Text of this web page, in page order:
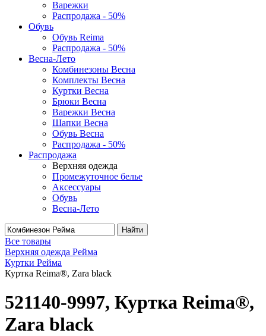
Варежки
Распродажа - 50%
Обувь
Обувь Reima
Распродажа - 50%
Весна-Лето
Комбинезоны Весна
Комплекты Весна
Куртки Весна
Брюки Весна
Варежки Весна
Шапки Весна
Обувь Весна
Распродажа - 50%
Распродажа
Верхняя одежда
Промежуточное белье
Аксессуары
Обувь
Весна-Лето
Найти
Все товары
Верхняя одежда Рейма
Куртки Рейма
Куртка Reima®, Zara black
521140-9997, Куртка Reima®,
Zara black